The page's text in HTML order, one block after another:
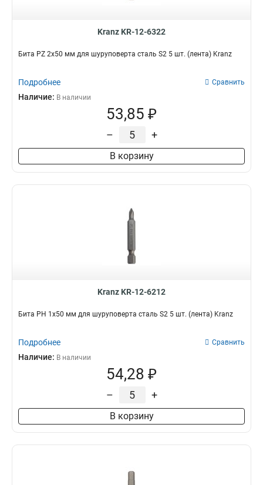
Kranz KR-12-6322
Бита PZ 2x50 мм для шуруповерта сталь S2 5 шт. (лента) Kranz
Подробнее Сравнить
Наличие: В наличии
53,85 ₽
– +
В корзину
Kranz KR-12-6212
Бита PH 1x50 мм для шуруповерта сталь S2 5 шт. (лента) Kranz
Подробнее Сравнить
Наличие: В наличии
54,28 ₽
– +
В корзину